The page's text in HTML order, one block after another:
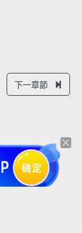
下一章節